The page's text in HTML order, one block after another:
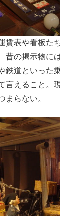
賃表や看板た
昔の掲示物に
鉄道といった
言えること。
まらない。